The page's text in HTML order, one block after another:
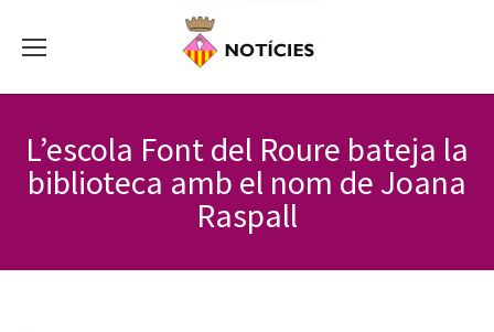
L’escola Font del Roure bateja la
biblioteca amb el nom de Joana
Raspall